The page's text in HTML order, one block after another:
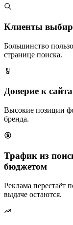
Клиенты
Большинство
странице поиска.
Доверие к
Высокие позиции
бренда.
Трафик из
бюджетом
Реклама перестаёт
выдаче остаются.